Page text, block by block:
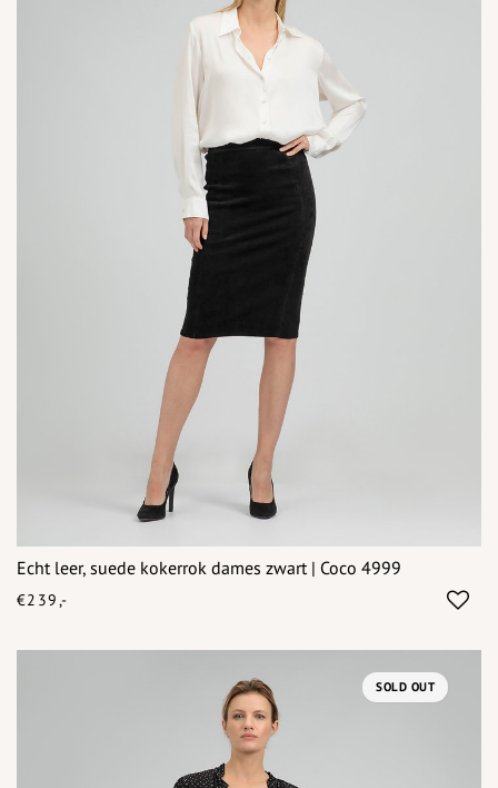
Echt leer, suede kokerrok dames zwart | Coco 4999
€239,-
SOLD OUT